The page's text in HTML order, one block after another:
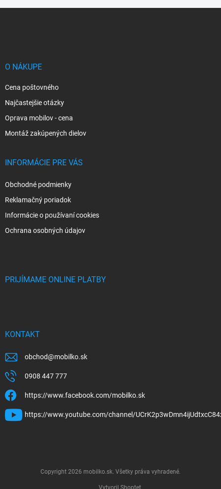
O NÁKUPE
Cena poštovného
Najčastejšie otázky
Oprava mobilov - cena
Montáž zakúpených dielov
INFORMÁCIE PRE VÁS
Obchodné podmienky
Reklamačný poriadok
Informácie o používaní cookies
Ochrana osobných údajov
PRIJÍMAME ONLINE PLATBY
KONTAKT
obchod@mobilko.sk
0908 447 777
https://www.facebook.com/mobilko.sk
https://www.youtube.com/channel/
Vytvoril Shoptet
Copyright 2026 mobilko.sk. Všetky práva vyhradené.